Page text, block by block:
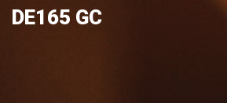
DE165 GC